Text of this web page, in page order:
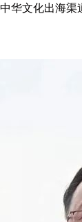
华文化出海渠